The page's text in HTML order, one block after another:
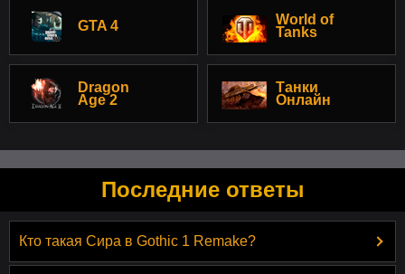
GTA 4
World of
Tanks
Dragon
Age 2
Танки
Онлайн
Последние ответы
Кто такая Сира в Gothic 1 Remake?